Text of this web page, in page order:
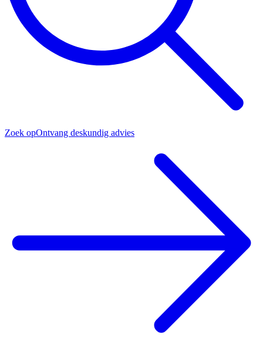
Zoek opOntvang deskundig advies